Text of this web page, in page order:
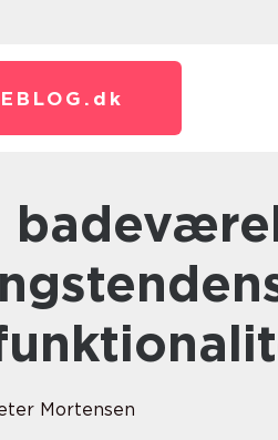
dk
Mortensen